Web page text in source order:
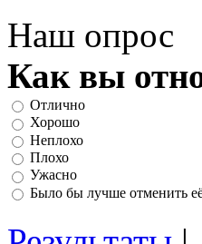
Наш опрос
Как вы
Отлично
Хорошо
Неплохо
Плохо
Ужасно
Было бы лучше отменить